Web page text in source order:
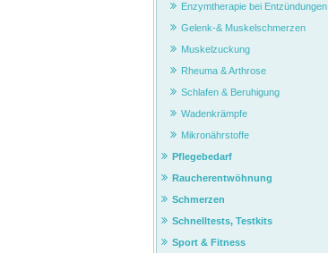
Enzymtherapie bei Entzündungen
Gelenk-& Muskelschmerzen
Muskelzuckung
Rheuma & Arthrose
Schlafen & Beruhigung
Wadenkrämpfe
Mikronährstoffe
Pflegebedarf
Raucherentwöhnung
Schmerzen
Schnelltests, Testkits
Sport & Fitness